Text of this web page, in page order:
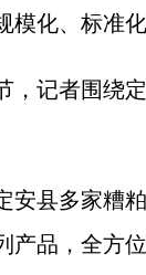
模化、标准
记者围绕定
县多家糟粕
产品，全方